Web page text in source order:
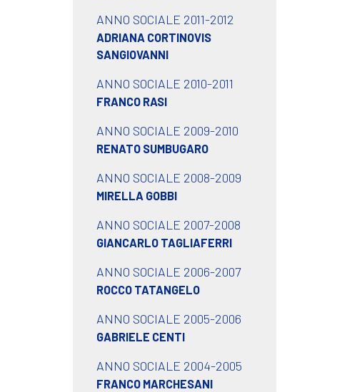
ANNO SOCIALE 2011-2012
ADRIANA CORTINOVIS
SANGIOVANNI
ANNO SOCIALE 2010-2011
FRANCO RASI
ANNO SOCIALE 2009-2010
RENATO SUMBUGARO
ANNO SOCIALE 2008-2009
MIRELLA GOBBI
ANNO SOCIALE 2007-2008
GIANCARLO TAGLIAFERRI
ANNO SOCIALE 2006-2007
ROCCO TATANGELO
ANNO SOCIALE 2005-2006
GABRIELE CENTI
ANNO SOCIALE 2004-2005
FRANCO MARCHESANI